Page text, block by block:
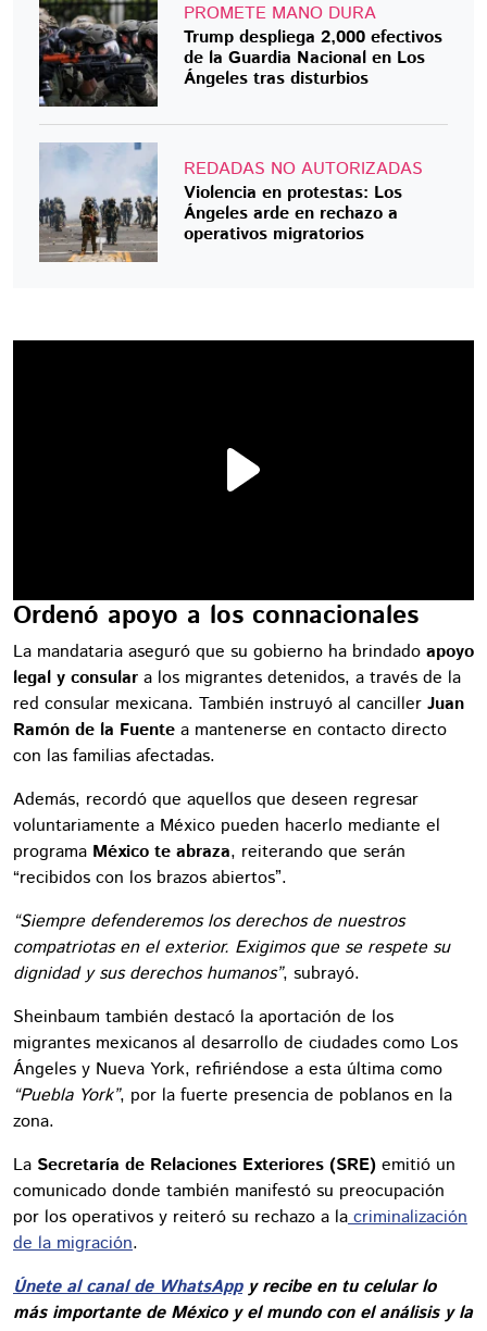
PROMETE MANO DURA
Trump despliega 2,000 efectivos
de la Guardia Nacional en Los
Ángeles tras disturbios
REDADAS NO AUTORIZADAS
Violencia en protestas: Los
Ángeles arde en rechazo a
operativos migratorios
Ordenó apoyo a los connacionales
La mandataria aseguró que su gobierno ha brindado apoyo
legal y consular a los migrantes detenidos, a través de la
red consular mexicana. También instruyó al canciller Juan
Ramón de la Fuente a mantenerse en contacto directo
con las familias afectadas.
Además, recordó que aquellos que deseen regresar
voluntariamente a México pueden hacerlo mediante el
programa México te abraza, reiterando que serán
“recibidos con los brazos abiertos”.
“Siempre defenderemos los derechos de nuestros
compatriotas en el exterior. Exigimos que se respete su
dignidad y sus derechos humanos”, subrayó.
Sheinbaum también destacó la aportación de los
migrantes mexicanos al desarrollo de ciudades como Los
Ángeles y Nueva York, refiriéndose a esta última como
“Puebla York”, por la fuerte presencia de poblanos en la
zona.
La Secretaría de Relaciones Exteriores (SRE) emitió un
comunicado donde también manifestó su preocupación
por los operativos y reiteró su rechazo a lacriminalización
de la migración.
Únete al canal de WhatsAppy recibe en tu celular lo
más importante de México y el mundo con el análisis y la